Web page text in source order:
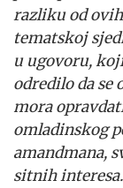
razliku od
tematskoj
u ugovoru,
odredilo da se
mora
omladinskog
amandmana,
sitnih